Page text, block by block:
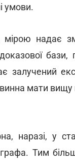
умови.
надає
бази,
залучений
мати вищу
наразі, у
Тим